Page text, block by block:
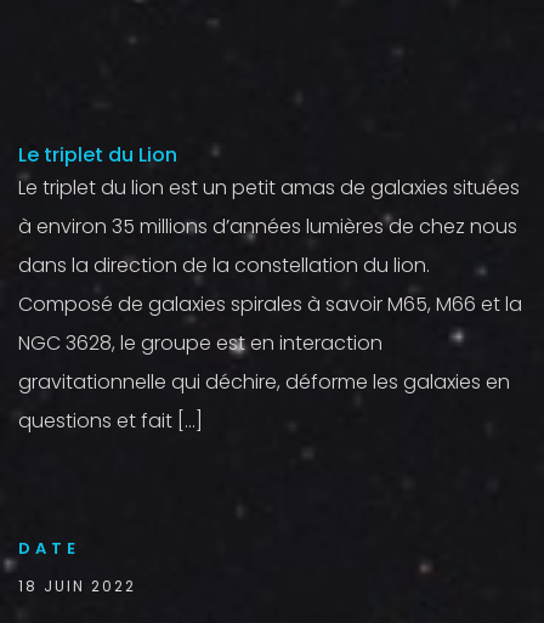
Le triplet du Lion
Le triplet du lion est un petit amas de galaxies situées
à environ 35 millions d’années lumières de chez nous
dans la direction de la constellation du lion.
Composé de galaxies spirales à savoir M65, M66 et la
NGC 3628, le groupe est en interaction
gravitationnelle qui déchire, déforme les galaxies en
questions et fait […]
DATE
18 JUIN 2022